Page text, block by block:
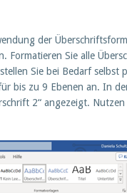
der
Formatieren Sie alle
Sie bei Bedarf selbst
bis zu 9 Ebenen an. In
2“ angezeigt. Nutzen